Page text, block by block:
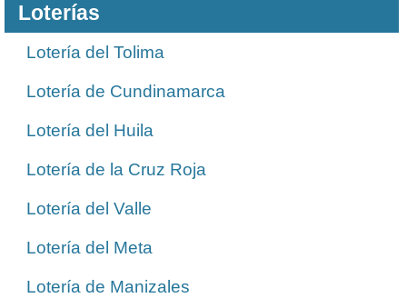
Loterías
Lotería del Tolima
Lotería de Cundinamarca
Lotería del Huila
Lotería de la Cruz Roja
Lotería del Valle
Lotería del Meta
Lotería de Manizales